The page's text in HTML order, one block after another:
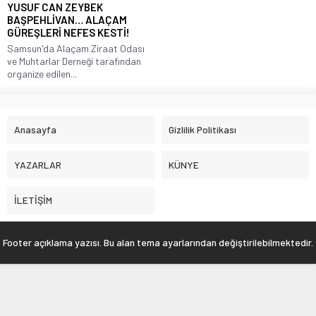
YUSUF CAN ZEYBEK
BAŞPEHLİVAN… ALAÇAM
GÜREŞLERİ NEFES KESTİ!
Samsun'da Alaçam Ziraat Odası
ve Muhtarlar Derneği tarafından
organize edilen...
Anasayfa Gizlilik Politikası
YAZARLAR KÜNYE
İLETİŞİM
Footer açıklama yazısı. Bu alan tema ayarlarından değiştirilebilmektedir.